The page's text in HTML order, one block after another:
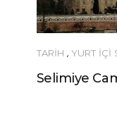
YEME-İÇME
Urfa’nın